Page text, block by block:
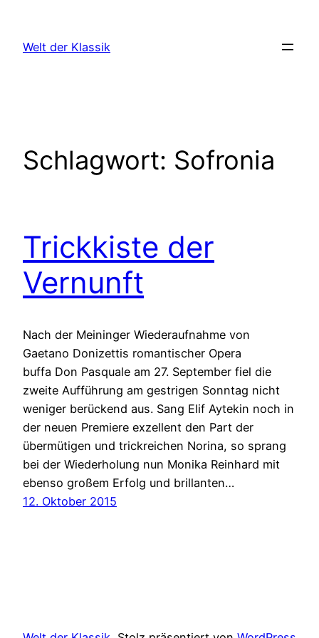
springen
Welt der Klassik
Schlagwort: Sofronia
Trickkiste der
Vernunft
Nach der Meininger Wiederaufnahme von
Gaetano Donizettis romantischer Opera
buffa Don Pasquale am 27. September fiel die
zweite Aufführung am gestrigen Sonntag nicht
weniger berückend aus. Sang Elif Aytekin noch in
der neuen Premiere exzellent den Part der
übermütigen und trickreichen Norina, so sprang
bei der Wiederholung nun Monika Reinhard mit
ebenso großem Erfolg und brillanten…
12. Oktober 2015